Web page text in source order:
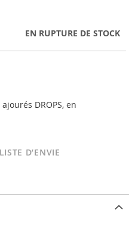
EN RUPTURE DE STOCK
DROPS, en
D’ENVIE